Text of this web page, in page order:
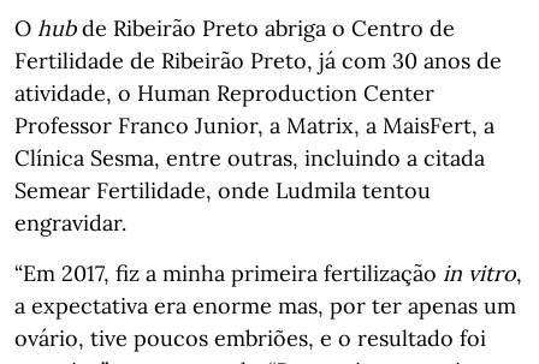
O hubde Ribeirão Preto abriga o Centro de
Fertilidade de Ribeirão Preto, já com 30 anos de
atividade, o Human Reproduction Center
Professor Franco Junior, a Matrix, a MaisFert, a
Clínica Sesma, entre outras, incluindo a citada
Semear Fertilidade, onde Ludmila tentou
engravidar.
“Em 2017, fiz a minha primeira fertilização in vitro,
a expectativa era enorme mas, por ter apenas um
ovário, tive poucos embriões, e o resultado foi